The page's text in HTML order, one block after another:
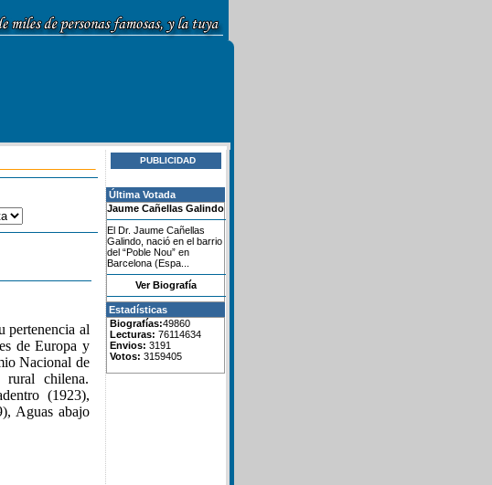
pertenencia al
de Europa y
Nacional de
chilena.
(1923),
Aguas abajo
PUBLICIDAD
Última Votada
Jaume Cañellas Galindo
El Dr. Jaume Cañellas
Galindo, nació en el barrio
del “Poble Nou” en
Barcelona (Espa...
Ver Biografía
Estadísticas
Biografías:49860
Lecturas: 76114634
Envios: 3191
Votos: 3159405